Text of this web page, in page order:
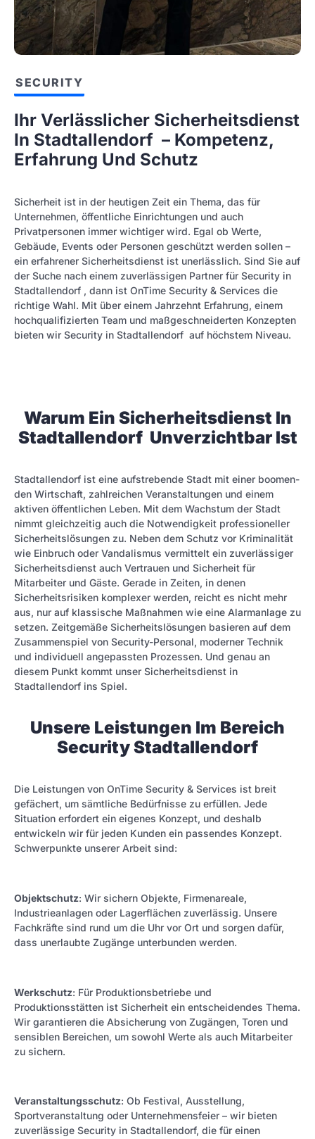
SECURITY
Ihr Verlässlicher Sicherheitsdienst
In Stadtallendorf – Kompetenz,
Erfahrung Und Schutz
Sicherheit ist in der heutigen Zeit ein Thema, das für
Unternehmen, öffentliche Einrichtungen und auch
Privatpersonen immer wichtiger wird. Egal ob Werte,
Gebäude, Events oder Personen geschützt werden sollen –
ein erfahrener Sicherheitsdienst ist unerlässlich. Sind Sie auf
der Suche nach einem zuverlässigen Partner für Security in
Stadtallendorf , dann ist OnTime Security & Services die
richtige Wahl. Mit über einem Jahrzehnt Erfahrung, einem
hochqualifizierten Team und maßgeschneiderten Konzepten
bieten wir Security in Stadtallendorf auf höchstem Niveau.
Warum Ein Sicherheitsdienst In
Stadtallendorf Unverzichtbar Ist
Stadtallendorf ist eine aufstrebende Stadt mit einer boomen­
den Wirtschaft, zahlreichen Veranstaltungen und einem
aktiven öffentlichen Leben. Mit dem Wachstum der Stadt
nimmt gleichzeitig auch die Notwendigkeit professioneller
Sicherheitslösungen zu. Neben dem Schutz vor Kriminalität
wie Einbruch oder Vandalismus vermittelt ein zuverlässiger
Sicherheitsdienst auch Vertrauen und Sicherheit für
Mitarbeiter und Gäste. Gerade in Zeiten, in denen
Sicherheitsrisiken komplexer werden, reicht es nicht mehr
aus, nur auf klassische Maßnahmen wie eine Alarmanlage zu
setzen. Zeitgemäße Sicherheitslösungen basieren auf dem
Zusammenspiel von Security-Personal, moderner Technik
und individuell angepassten Prozessen. Und genau an
diesem Punkt kommt unser Sicherheitsdienst in
Stadtallendorf ins Spiel.
Unsere Leistungen Im Bereich
Security Stadtallendorf
Die Leistungen von OnTime Security & Services ist breit
gefächert, um sämtliche Bedürfnisse zu erfüllen. Jede
Situation erfordert ein eigenes Konzept, und deshalb
entwickeln wir für jeden Kunden ein passendes Konzept.
Schwerpunkte unserer Arbeit sind:
Objektschutz: Wir sichern Objekte, Firmenareale,
Industrieanlagen oder Lagerflächen zuverlässig. Unsere
Fachkräfte sind rund um die Uhr vor Ort und sorgen dafür,
dass unerlaubte Zugänge unterbunden werden.
Werkschutz: Für Produktionsbetriebe und
Produktionsstätten ist Sicherheit ein entscheidendes Thema.
Wir garantieren die Absicherung von Zugängen, Toren und
sensiblen Bereichen, um sowohl Werte als auch Mitarbeiter
zu sichern.
Veranstaltungsschutz: Ob Festival, Ausstellung,
Sportveranstaltung oder Unternehmensfeier – wir bieten
zuverlässige Security in Stadtallendorf, die für einen